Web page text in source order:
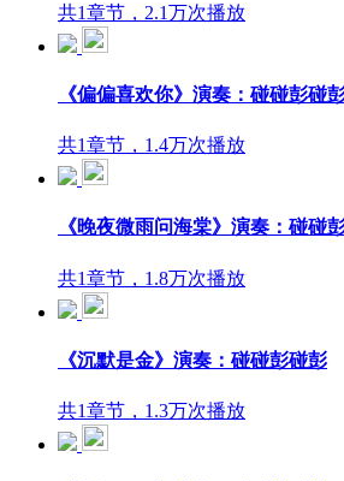
共1章节，2.1万次播放
《偏偏喜欢你》演奏：碰碰彭碰
共1章节，1.4万次播放
《晚夜微雨问海棠》演奏：碰碰
共1章节，1.8万次播放
《沉默是金》演奏：碰碰彭碰彭
共1章节，1.3万次播放